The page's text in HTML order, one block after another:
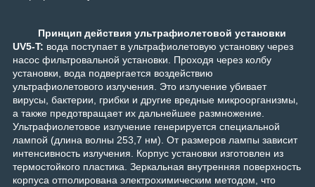
Принцип действия ультрафиолетовой установки
UV5-T: вода поступает в ультрафиолетовую установку через
насос фильтровальной установки. Проходя через колбу
установки, вода подвергается воздействию
ультрафиолетового излучения. Это излучение убивает
вирусы, бактерии, грибки и другие вредные микроорганизмы,
а также предотвращает их дальнейшее размножение.
Ультрафиолетовое излучение генерируется специальной
лампой (длина волны 253,7 нм). От размеров лампы зависит
интенсивность излучения. Корпус установки изготовлен из
термостойкого пластика. Зеркальная внутренняя поверхность
корпуса отполирована электрохимическим методом, что